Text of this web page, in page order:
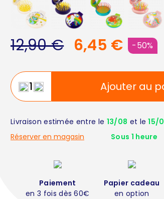
12,90 € -50%
6,45 €
Ajouter au
Livraison estimée entre le 13/08 et le15/
Réserver en magasin
Sous 1 heure
Paiement
en 3 fois dès 60€
Papier cadeau
en option